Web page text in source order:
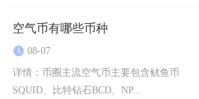
空气币有哪些币种
08-07
详情： 币圈主流空气币主要包含鱿鱼币
SQUID、比特钻石BCD、NP...